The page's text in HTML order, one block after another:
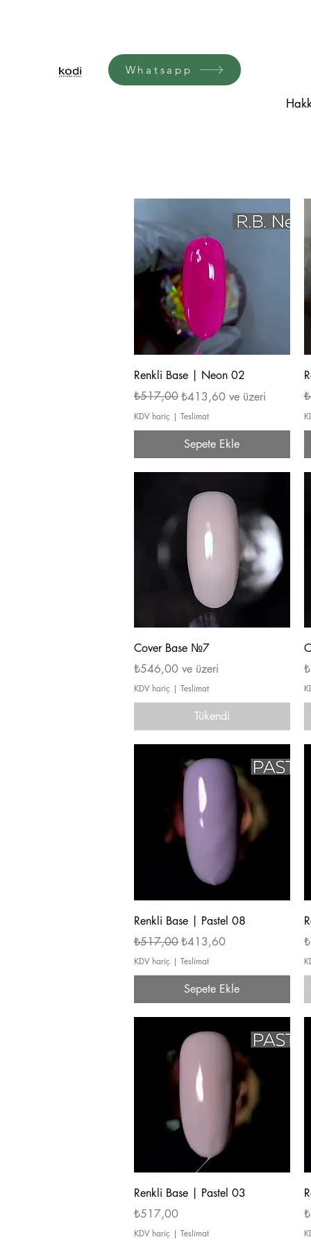
Hızlı Bakış
Renkli Base | Neon 02
Normal Fiyat
₺517,00₺413,60 ve üzeri
İndirimli Fiyat
KDV hariç | Teslimat
Sepete Ekle
Hızlı Bakış
Cover Base №7
₺546,00 ve üzeri
İndirimli Fiyat
KDV hariç | Teslimat
Tükendi
Hızlı Bakış
Renkli Base | Pastel 08
Normal Fiyat
₺517,00İndirimli Fiyat
₺413,60
KDV hariç | Teslimat
Sepete Ekle
Hızlı Bakış
Renkli Base | Pastel 03
Fiyat
₺517,00
KDV hariç | Teslimat
Whatsapp